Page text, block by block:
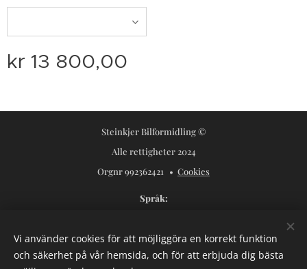
kr 13 800,00
Steinkjer Bilformidling ©
Alle rettigheter 2024
Orgnr 992362421
Cookies
Språk
Valutor
NOK kr
USD $ SEK kr
Vi använder cookies för att möjliggöra en korrekt funktion
och säkerhet på vår hemsida, och för att erbjuda dig bästa